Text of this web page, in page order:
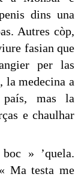
dins una
Autres còp,
fasian que
per las
la medecina a
mas la
e chaulhar
» ’quela.
Ma testa me